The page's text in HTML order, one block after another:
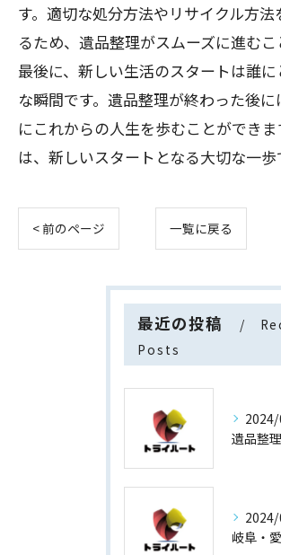
す。適切な処分方法やリサイクル方法
るため、遺品整理がスムーズに進むこ
最後に、新しい生活のスタートは誰に
な瞬間です。遺品整理が終わった後
にこれからの人生を歩むことができ
は、新しいスタートとなる大切な一歩
< 前のページ 一覧に戻る
最近の投稿
Posts